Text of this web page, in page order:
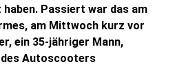
Passiert war das am
am Mittwoch kurz vor
ein 35-jähriger Mann,
Autoscooters